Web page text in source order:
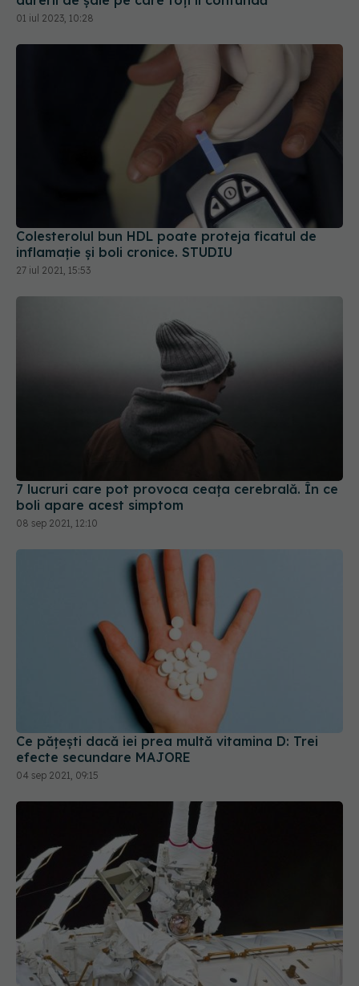
Colesterolul bun HDL poate proteja ficatul de
inflamație și boli cronice. STUDIU
27 iul 2021, 15:53
7 lucruri care pot provoca ceața cerebrală. În ce
08 sep 2021, 12:10
Ce pățești dacă iei prea multă vitamina D: Trei
efecte secundare MAJORE
04 sep 2021, 09:15
Zborul în spațiu face ravagii asupra
metabolismului ficatului. STUDIU